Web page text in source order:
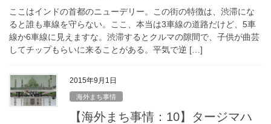
ここはインドの首都のニューデリー。この街の特徴は、渋滞にな
ると誰も車線を守らない。ここ、本当は3車線の道路だけど、5車
線か6車線に見えますな。渋滞するとクルマの隙間で、子供が曲芸
してチップもらいに来ることがある。平気で逆 […]
2015年9月1日
海外まち事情
【海外まち事情：10】タージマハ